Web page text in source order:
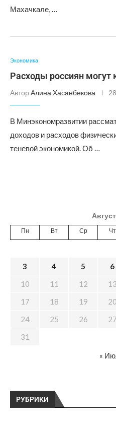
Махачкале, …
Экономика
Расходы россиян могут
Автор Алина Хасанбекова
В Минэкономразвитии
доходов и расходов
теневой экономикой. Об …
РУБРИКИ
Пн Вт Ср Чт
3
4 5 6
10
11 12 13
17
18 19 20
24
25 26 27
31
«